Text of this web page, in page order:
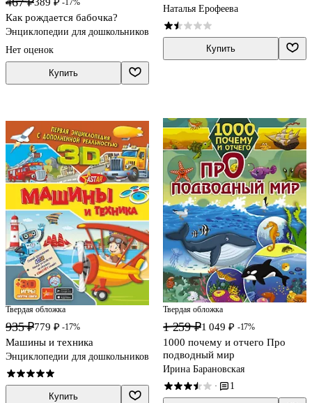
389 ₽ -17%
Как рождается бабочка?
Энциклопедии для дошкольников
Нет оценок
Купить
Наталья Ерофеева
Купить
Твердая обложка
935 ₽779 ₽ -17%
Машины и техника
Энциклопедии для дошкольников
Купить
Твердая обложка
1 259 ₽1 049 ₽ -17%
1000 почему и отчего Про
подводный мир
Ирина Барановская
· 1